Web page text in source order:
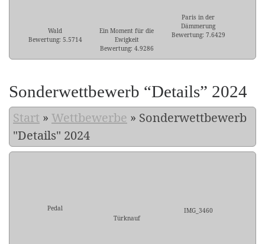
Wald
Bewertung: 5.5714
Ein Moment für die
Ewigkeit
Bewertung: 4.9286
Paris in der
Dämmerung
Bewertung: 7.6429
Sonderwettbewerb “Details” 2024
Start » Wettbewerbe » Sonderwettbewerb
"Details" 2024
Pedal
Türknauf
IMG_3460